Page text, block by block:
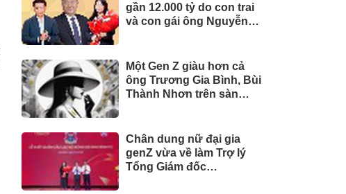
gần 12.000 tỷ do con trai
và con gái ông Nguyễn
Một Gen Z giàu hơn cả
ông Trương Gia Bình, Bùi
Thành Nhơn trên sàn
Chân dung nữ đại gia
genZ vừa về làm Trợ lý
Tổng Giám đốc